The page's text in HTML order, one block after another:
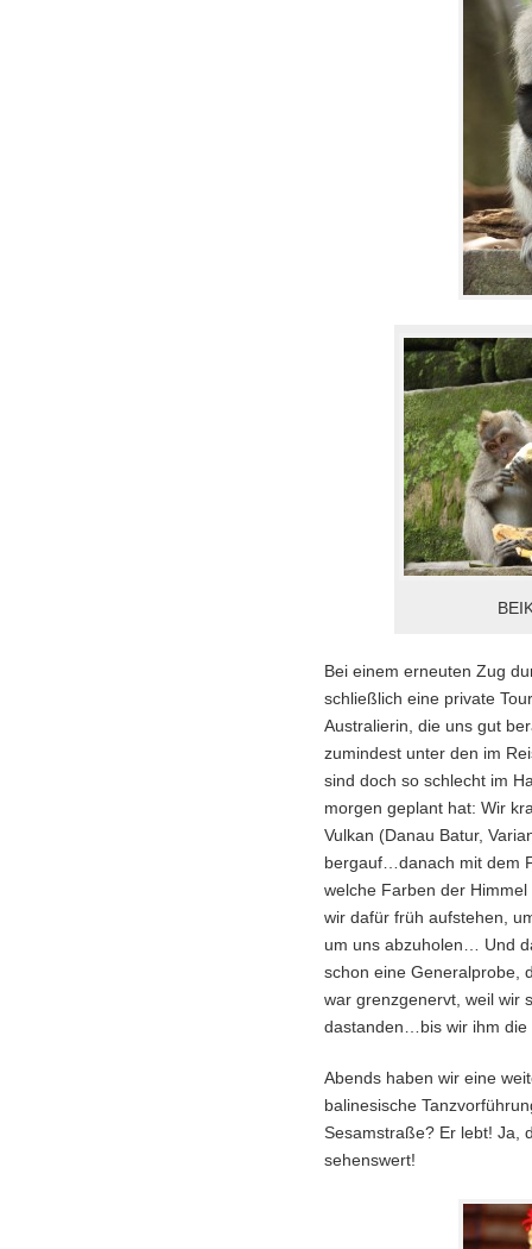
Bei einem erneuten Zug
schließlich eine private
Australierin, die uns gut
zumindest unter den im
sind doch so schlecht im
morgen geplant hat: Wir
Vulkan (Danau Batur,
bergauf…danach mit dem
welche Farben der
wir dafür früh aufstehen,
um uns abzuholen… Und
schon eine Generalprobe,
war grenzgenervt, weil wir
dastanden…bis wir ihm die
Abends haben wir eine
balinesische
Sesamstraße? Er lebt!
sehenswert!